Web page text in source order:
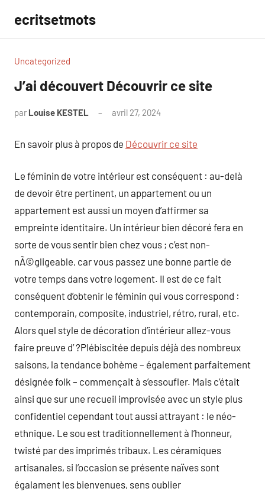
contenu
ecritsetmots
Uncategorized
J’ai découvert Découvrir ce site
par Louise KESTEL avril 27, 2024
En savoir plus à propos de Découvrir ce site
Le féminin de votre intérieur est conséquent : au-delà
de devoir être pertinent, un appartement ou un
appartement est aussi un moyen d’affirmer sa
empreinte identitaire. Un intérieur bien décoré fera en
sorte de vous sentir bien chez vous ; c’est non-
nÃ©gligeable, car vous passez une bonne partie de
votre temps dans votre logement. Il est de ce fait
conséquent d’obtenir le féminin qui vous correspond :
contemporain, composite, industriel, rétro, rural, etc.
Alors quel style de décoration d’intérieur allez-vous
faire preuve d’ ?Plébiscitée depuis déjà des nombreux
saisons, la tendance bohème – également parfaitement
désignée folk – commençait à s’essoufler. Mais c’était
ainsi que sur une recueil improvisée avec un style plus
confidentiel cependant tout aussi attrayant : le néo-
ethnique. Le sou est traditionnellement à l’honneur,
twisté par des imprimés tribaux. Les céramiques
artisanales, si l’occasion se présente naïves sont
égalament les bienvenues, sens oublier